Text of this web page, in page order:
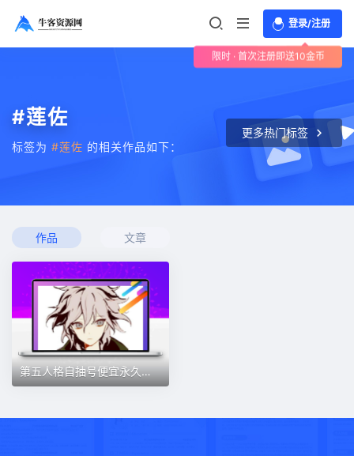
登录/注册
限时 · 首次注册即送10金币
#莲佐
标签为 #莲佐 的相关作品如下：
更多热门标签
作品 文章
第五人格自抽号便宜永久使用雨宫莲佐仓官服明智珍宝苹果ios安卓